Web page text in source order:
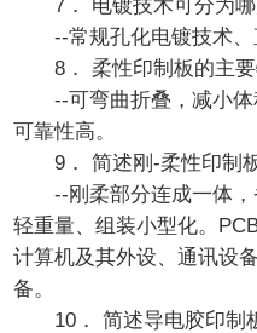
7． 电镀技术可分为哪
--常规孔化电镀技术、
8． 柔性印制板的主要
--可弯曲折叠，减小体
可靠性高。
9． 简述刚-柔性印制板
--刚柔部分连成一体，
轻重量、组装小型化。
计算机及其外设、通讯设
备。
10． 简述导电胶印制